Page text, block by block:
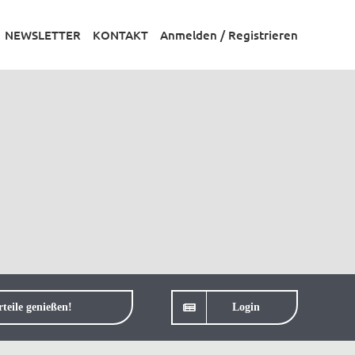
NEWSLETTER KONTAKT Anmelden / Registrieren
genießen! Login